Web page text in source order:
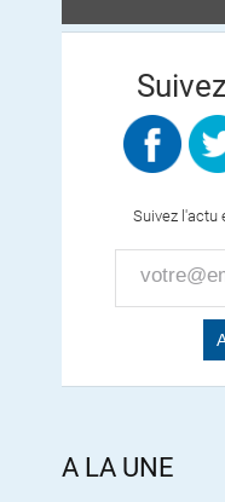
Suivez
Suivez l'actu
A LA UNE